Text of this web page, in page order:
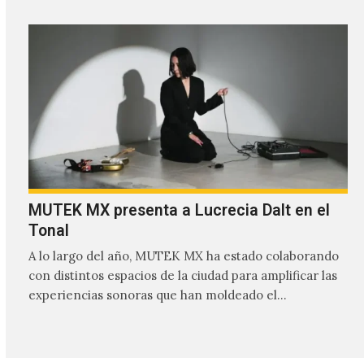
MUTEK MX presenta a Lucrecia Dalt en el
Tonal
A lo largo del año, MUTEK MX ha estado colaborando
con distintos espacios de la ciudad para amplificar las
experiencias sonoras que han moldeado el…